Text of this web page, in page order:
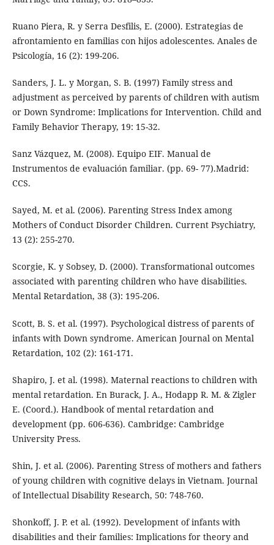
Ruano Piera, R. y Serra Desfilis, E. (2000). Estrategias de
afrontamiento en familias con hijos adolescentes. Anales de
Psicología, 16 (2): 199-206.
Sanders, J. L. y Morgan, S. B. (1997) Family stress and
adjustment as perceived by parents of children with autism
or Down Syndrome: Implications for Intervention. Child and
Family Behavior Therapy, 19: 15-32.
Sanz Vázquez, M. (2008). Equipo EIF. Manual de
Instrumentos de evaluación familiar. (pp. 69- 77).Madrid:
CCS.
Sayed, M. et al. (2006). Parenting Stress Index among
Mothers of Conduct Disorder Children. Current Psychiatry,
13 (2): 255-270.
Scorgie, K. y Sobsey, D. (2000). Transformational outcomes
associated with parenting children who have disabilities.
Mental Retardation, 38 (3): 195-206.
Scott, B. S. et al. (1997). Psychological distress of parents of
infants with Down syndrome. American Journal on Mental
Retardation, 102 (2): 161-171.
Shapiro, J. et al. (1998). Maternal reactions to children with
mental retardation. En Burack, J. A., Hodapp R. M. & Zigler
E. (Coord.). Handbook of mental retardation and
development (pp. 606-636). Cambridge: Cambridge
University Press.
Shin, J. et al. (2006). Parenting Stress of mothers and fathers
of young children with cognitive delays in Vietnam. Journal
of Intellectual Disability Research, 50: 748-760.
Shonkoff, J. P. et al. (1992). Development of infants with
disabilities and their families: Implications for theory and